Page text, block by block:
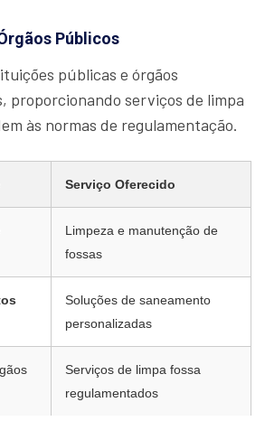
Públicos
públicas e órgãos
proporcionando serviços de limpa
às normas de regulamentação.
Serviço Oferecido
Limpeza e manutenção de
fossas
Soluções de saneamento
personalizadas
Serviços de limpa fossa
regulamentados